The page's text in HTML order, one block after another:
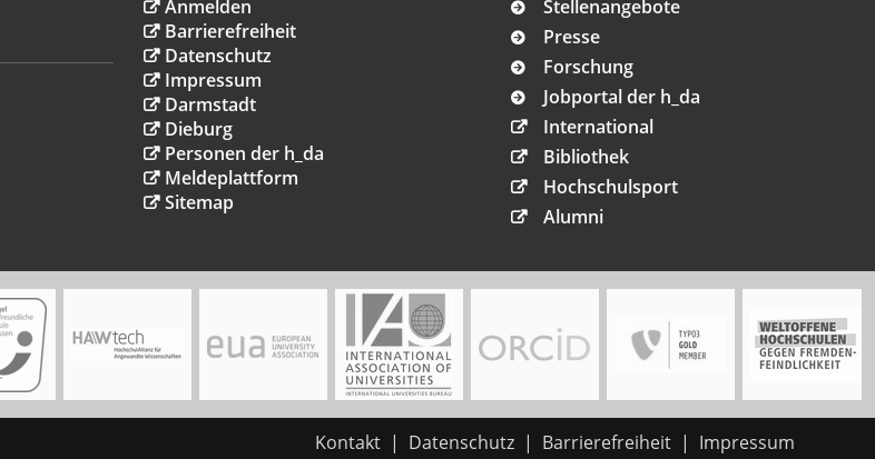
Anmelden
Barrierefreiheit
Datenschutz
Impressum
Darmstadt
Dieburg
Personen der h_da
Meldeplattform
Sitemap
Stellenangebote
Presse
Forschung
Jobportal der h_da
International
Bibliothek
Hochschulsport
Alumni
Kontakt Datenschutz Barrierefreiheit Impressum